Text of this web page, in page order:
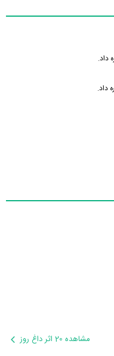
مشاهده 20 اثر داغ روز